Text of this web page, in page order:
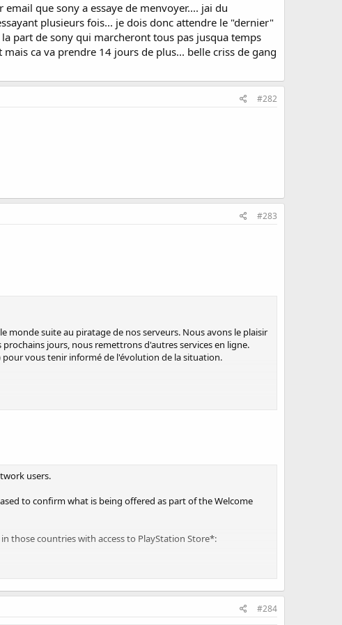
que sony a essaye de menvoyer.... jai du
plusieurs fois... je dois donc attendre le "dernier"
part de sony qui marcheront tous pas jusqua temps
ca va prendre 14 jours de plus... belle criss de gang
#282
#283
monde suite au piratage de nos serveurs. Nous avons le plaisir
jours, nous remettrons d'autres services en ligne.
vous tenir informé de l'évolution de la situation.
passe de votre compte PlayStation Network avant de
de passe en vous rendant sur
quelques minutes. Si vous avez besoin d'aide, nous vous
en place un programme Welcome Back pour tous les
d'un mois à PlayStation®Plus (ou un mois d'abonnement
Back qui s'appliquent à votre pays sur
du monde entier travaillent d'arrache-pied pour remettre le
ou PlayStation.Blog (blog.eu.playstation.com) ou suivez-nous
users.
to confirm what is being offered as part of the Welcome
those countries with access to PlayStation Store*:
#284